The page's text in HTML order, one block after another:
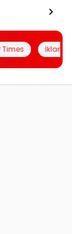
Times Iklanin